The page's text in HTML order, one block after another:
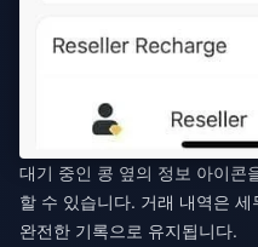
대기 중인 콩 옆의 정보 아이콘
할 수 있습니다. 거래 내역은
완전한 기록으로 유지됩니다.